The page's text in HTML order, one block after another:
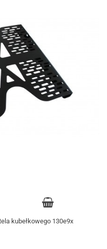
kubełkowego 130e9x